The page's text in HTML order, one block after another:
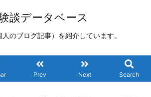
談データベース
のブログ記事）を紹介しています。
Prev Next Search